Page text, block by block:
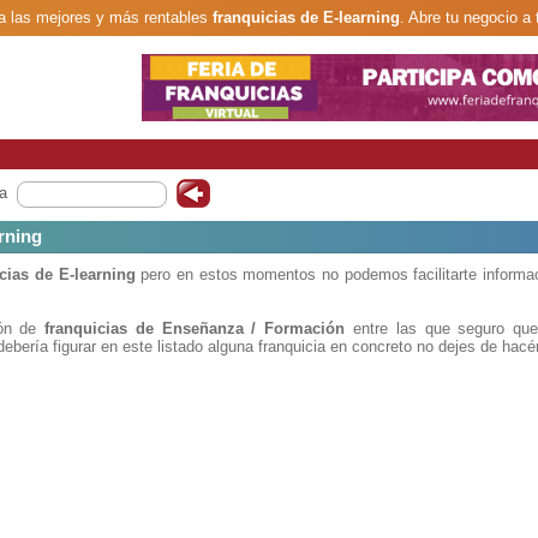
las mejores y más rentables franquicias de E-learning. Abre tu negocio a
de E-learning pero en estos momentos no podemos facilitarte
defranquicias de Enseñanza / Formación entre las que seguro
figurar en este listado alguna franquicia en concreto no dejes de